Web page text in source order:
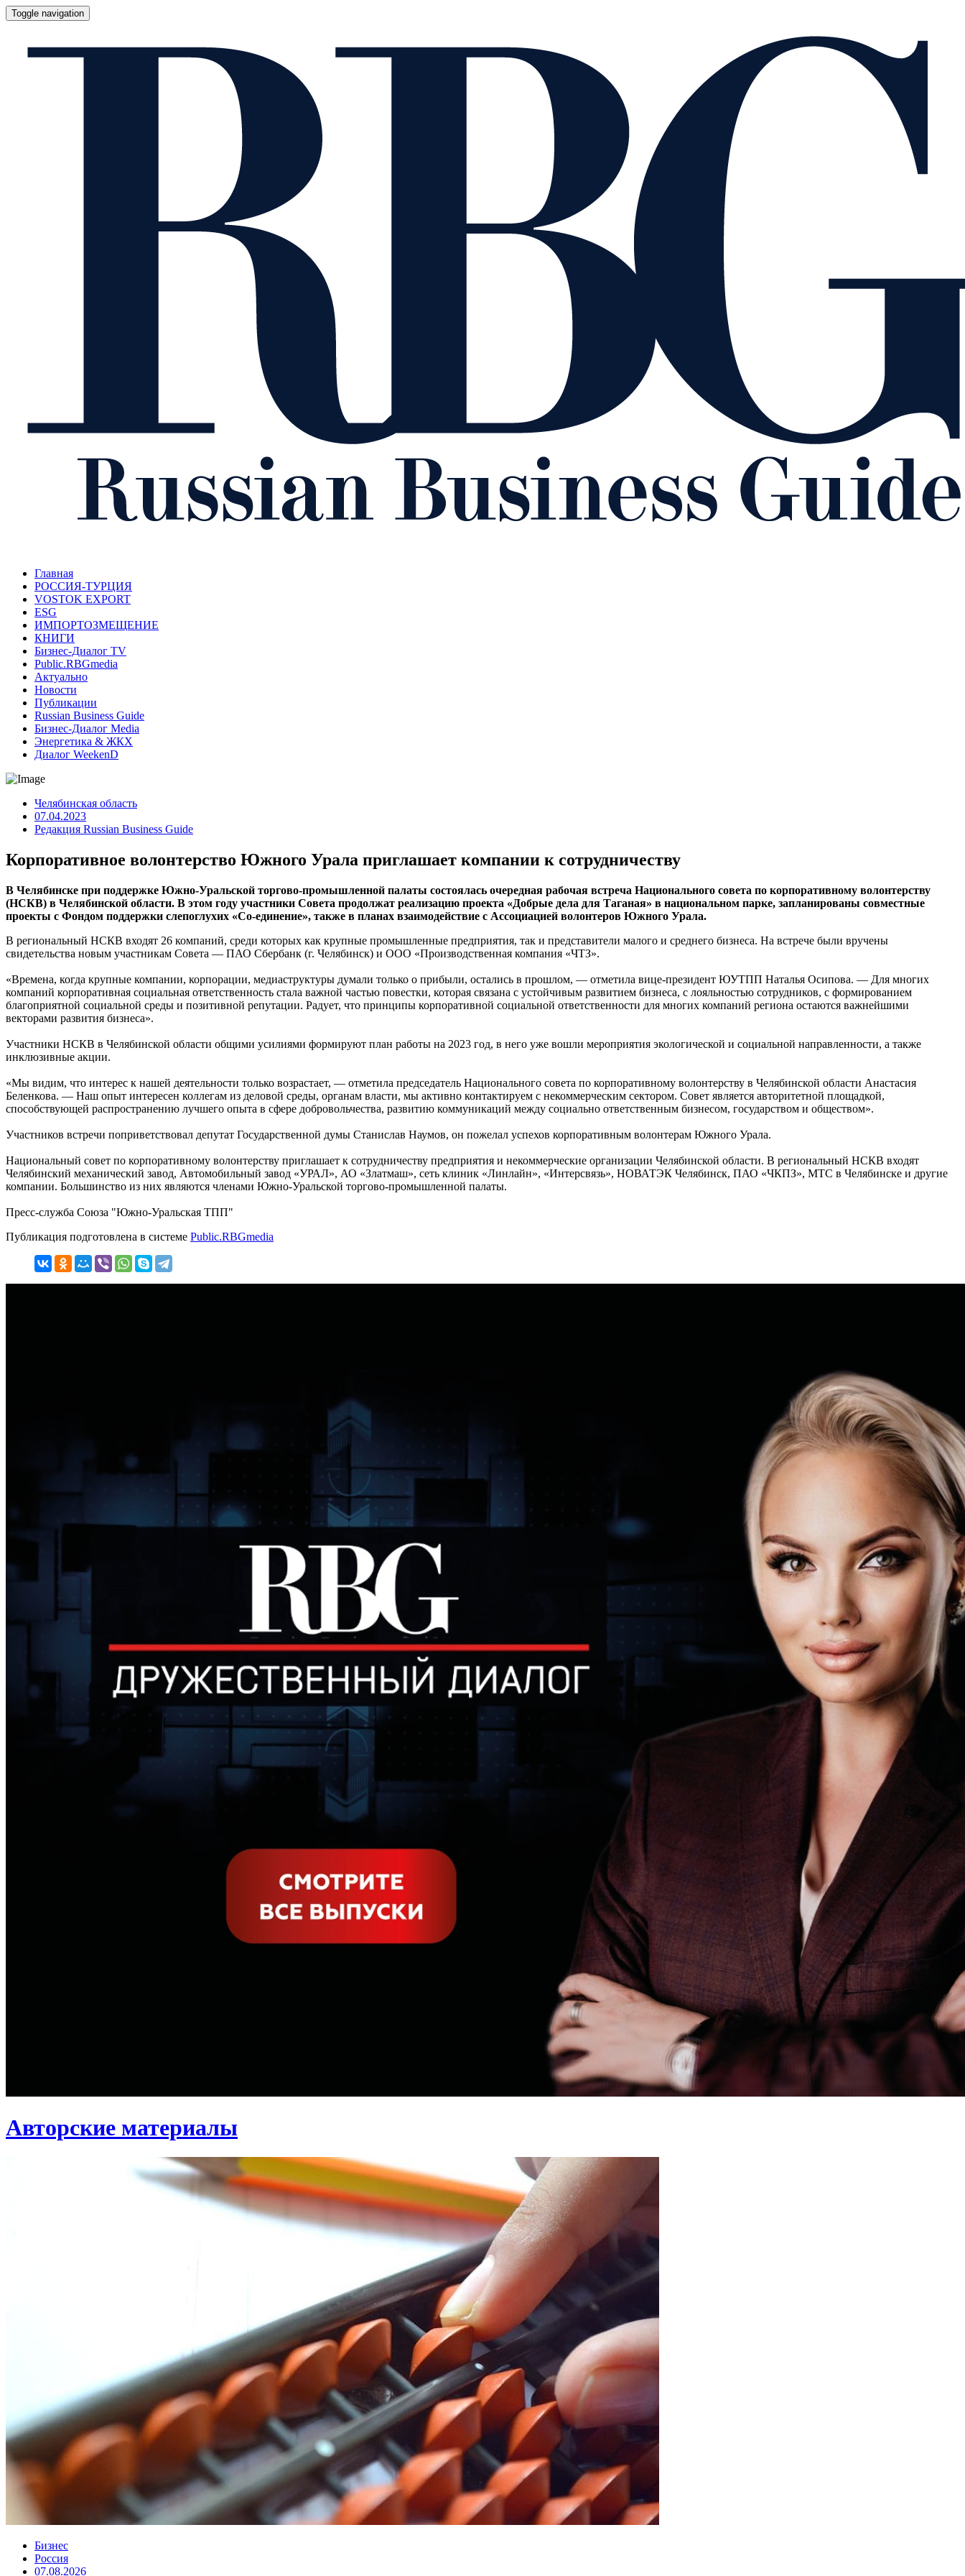
Toggle navigation
Главная
РОССИЯ-ТУРЦИЯ
VOSTOK EXPORT
ESG
ИМПОРТОЗМЕЩЕНИЕ
КНИГИ
Бизнес-Диалог TV
Public.RBGmedia
Актуально
Новости
Публикации
Russian Business Guide
Бизнес-Диалог Media
Энергетика & ЖКХ
Диалог WeekenD
Челябинская область
07.04.2023
Редакция Russian Business Guide
Корпоративное волонтерство Южного Урала приглашает компании к сотрудничеству
В Челябинске при поддержке Южно-Уральской торгово-промышленной палаты состоялась очередная рабочая встреча Национального совета по корпоративному волонтерству
(НСКВ) в Челябинской области. В этом году участники Совета продолжат реализацию проекта «Добрые дела для Таганая» в национальном парке, запланированы совместные
проекты с Фондом поддержки слепоглухих «Со-единение», также в планах взаимодействие с Ассоциацией волонтеров Южного Урала.
В региональный НСКВ входят 26 компаний, среди которых как крупные промышленные предприятия, так и представители малого и среднего бизнеса. На встрече были вручены
свидетельства новым участникам Совета — ПАО Сбербанк (г. Челябинск) и ООО «Производственная компания «ЧТЗ».
«Времена, когда крупные компании, корпорации, медиаструктуры думали только о прибыли, остались в прошлом, — отметила вице-президент ЮУТПП Наталья Осипова. — Для многих
компаний корпоративная социальная ответственность стала важной частью повестки, которая связана с устойчивым развитием бизнеса, с лояльностью сотрудников, с формированием
благоприятной социальной среды и позитивной репутации. Радует, что принципы корпоративной социальной ответственности для многих компаний региона остаются важнейшими
векторами развития бизнеса».
Участники НСКВ в Челябинской области общими усилиями формируют план работы на 2023 год, в него уже вошли мероприятия экологической и социальной направленности, а также
инклюзивные акции.
«Мы видим, что интерес к нашей деятельности только возрастает, — отметила председатель Национального совета по корпоративному волонтерству в Челябинской области Анастасия
Беленкова. — Наш опыт интересен коллегам из деловой среды, органам власти, мы активно контактируем с некоммерческим сектором. Совет является авторитетной площадкой,
способствующей распространению лучшего опыта в сфере добровольчества, развитию коммуникаций между социально ответственным бизнесом, государством и обществом».
Участников встречи поприветствовал депутат Государственной думы Станислав Наумов, он пожелал успехов корпоративным волонтерам Южного Урала.
Национальный совет по корпоративному волонтерству приглашает к сотрудничеству предприятия и некоммерческие организации Челябинской области. В региональный НСКВ входят
Челябинский механический завод, Автомобильный завод «УРАЛ», АО «Златмаш», сеть клиник «Линлайн», «Интерсвязь», НОВАТЭК Челябинск, ПАО «ЧКПЗ», МТС в Челябинске и другие
компании. Большинство из них являются членами Южно-Уральской торгово-промышленной палаты.
Пресс-служба Союза "Южно-Уральская ТПП"
Публикация подготовлена в системе Public.RBGmedia
Авторские материалы
Бизнес
Россия
07.08.2026